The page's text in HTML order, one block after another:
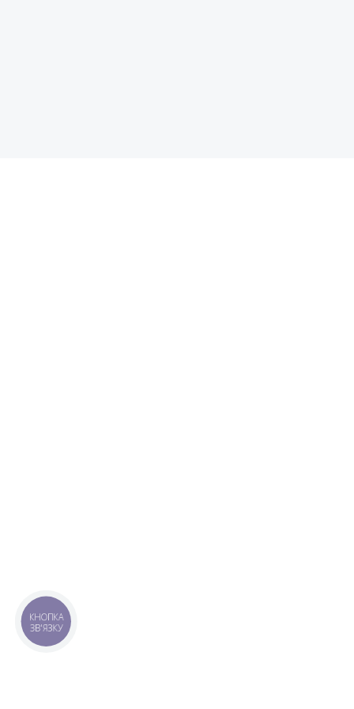
КНОПКА
ЗВ'ЯЗКУ